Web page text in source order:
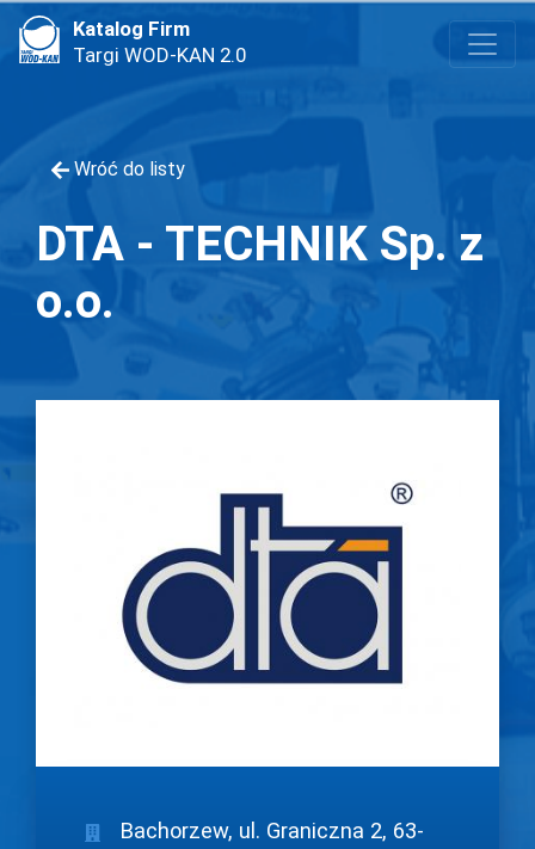
Katalog Firm
Targi WOD-KAN 2.0
Wróć do listy
DTA - TECHNIK Sp. z
o.o.
Bachorzew, ul. Graniczna 2, 63-